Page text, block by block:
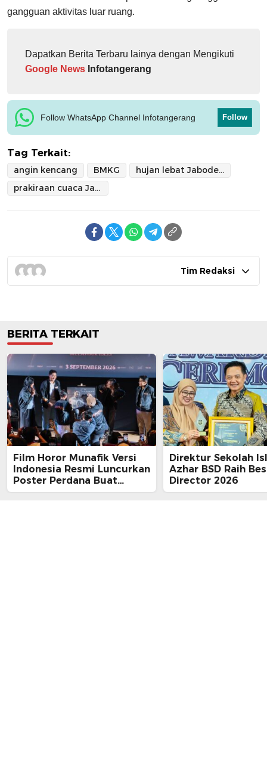
gangguan aktivitas luar ruang.
Dapatkan Berita Terbaru lainya dengan Mengikuti
Google News Infotangerang
Follow WhatsApp Channel Infotangerang Follow
Tag Terkait:
angin kencang BMKG
hujan lebat Jabodetabek
prakiraan cuaca Jabodetabek
Tim Redaksi
BERITA TERKAIT
Film Horor Munafik Versi
Indonesia Resmi Luncurkan
Poster Perdana Buat
Kesan Spiritual Religi
Direktur Sekolah
Azhar BSD Raih
Director 2026